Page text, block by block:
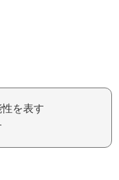
を表す